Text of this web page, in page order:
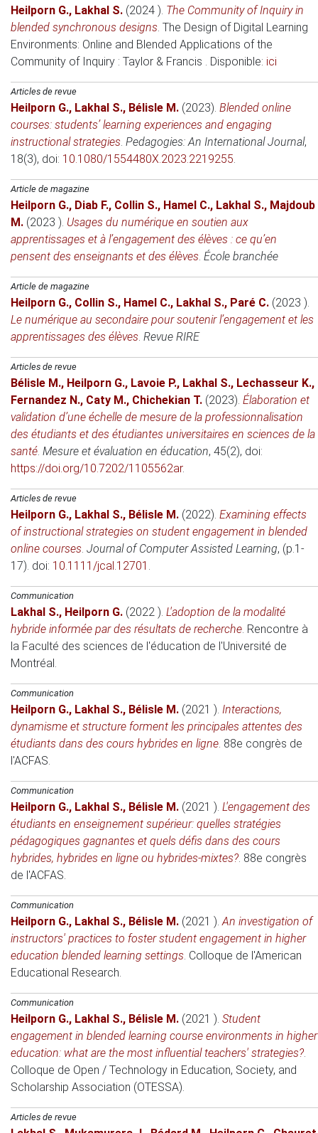
Heilporn G., Lakhal S. (2024 ). The Community of Inquiry in
blended synchronous designs. The Design of Digital Learning
Environments: Online and Blended Applications of the
Community of Inquiry : Taylor & Francis . Disponible: ici
Articles de revue
Heilporn G., Lakhal S., Bélisle M. (2023). Blended online
courses: students’ learning experiences and engaging
instructional strategies. Pedagogies: An International Journal,
18(3), doi: 10.1080/1554480X.2023.2219255.
Article de magazine
Heilporn G., Diab F., Collin S., Hamel C., Lakhal S., Majdoub
M. (2023 ). Usages du numérique en soutien aux
apprentissages et à l’engagement des élèves : ce qu’en
pensent des enseignants et des élèves. École branchée
Article de magazine
Heilporn G., Collin S., Hamel C., Lakhal S., Paré C. (2023 ).
Le numérique au secondaire pour soutenir l’engagement et les
apprentissages des élèves. Revue RIRE
Articles de revue
Bélisle M., Heilporn G., Lavoie P., Lakhal S., Lechasseur K.,
Fernandez N., Caty M., Chichekian T. (2023). Élaboration et
validation d’une échelle de mesure de la professionnalisation
des étudiants et des étudiantes universitaires en sciences de la
santé. Mesure et évaluation en éducation, 45(2), doi:
https://doi.org/10.7202/1105562ar.
Articles de revue
Heilporn G., Lakhal S., Bélisle M. (2022). Examining effects
of instructional strategies on student engagement in blended
online courses. Journal of Computer Assisted Learning, (p.1-
17). doi: 10.1111/jcal.12701 .
Communication
Lakhal S., Heilporn G. (2022 ). L'adoption de la modalité
hybride informée par des résultats de recherche. Rencontre à
la Faculté des sciences de l'éducation de l'Université de
Montréal.
Communication
Heilporn G., Lakhal S., Bélisle M. (2021 ). Interactions,
dynamisme et structure forment les principales attentes des
étudiants dans des cours hybrides en ligne. 88e congrès de
l'ACFAS.
Communication
Heilporn G., Lakhal S., Bélisle M. (2021 ). L'engagement des
étudiants en enseignement supérieur: quelles stratégies
pédagogiques gagnantes et quels défis dans des cours
hybrides, hybrides en ligne ou hybrides-mixtes?. 88e congrès
de l'ACFAS.
Communication
Heilporn G., Lakhal S., Bélisle M. (2021 ).An investigation of
instructors' practices to foster student engagement in higher
education blended learning settings. Colloque de l'American
Educational Research.
Communication
Heilporn G., Lakhal S., Bélisle M. (2021 ). Student
engagement in blended learning course environments in higher
education: what are the most influential teachers' strategies?.
Colloque de Open / Technology in Education, Society, and
Scholarship Association (OTESSA).
Articles de revue